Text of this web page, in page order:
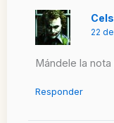
22
Mándele la
Responder